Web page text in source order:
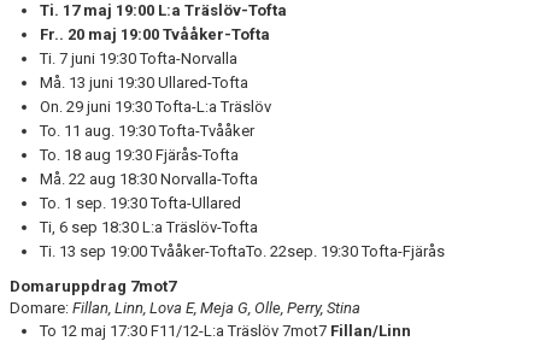
Ti. 17 maj 19:00 L:a Träslöv-Tofta
Fr.. 20 maj 19:00 Tvååker-Tofta
Ti. 7 juni 19:30 Tofta-Norvalla
Må. 13 juni 19:30 Ullared-Tofta
On. 29 juni 19:30 Tofta-L:a Träslöv
To. 11 aug. 19:30 Tofta-Tvååker
To. 18 aug 19:30 Fjärås-Tofta
Må. 22 aug 18:30 Norvalla-Tofta
To. 1 sep. 19:30 Tofta-Ullared
Ti, 6 sep 18:30 L:a Träslöv-Tofta
Ti. 13 sep 19:00 Tvååker-ToftaTo. 22sep. 19:30 Tofta-Fjärås
Domaruppdrag 7mot7
Domare: Fillan, Linn, Lova E, Meja G, Olle, Perry, Stina
To 12 maj 17:30 F11/12-L:a Träslöv 7mot7 Fillan/Linn